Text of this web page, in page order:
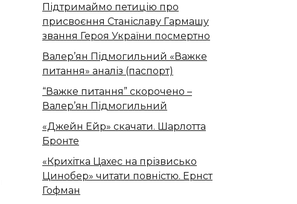
Підтримаймо петицію про
присвоєння Станіславу Гармашу
звання Героя України посмертно
Валер’ян Підмогильний «Важке
питання» аналіз (паспорт)
“Важке питання” скорочено –
Валер’ян Підмогильний
«Джейн Ейр» скачати. Шарлотта
Бронте
«Крихітка Цахес на прізвисько
Цинобер» читати повністю. Ернст
Гофман